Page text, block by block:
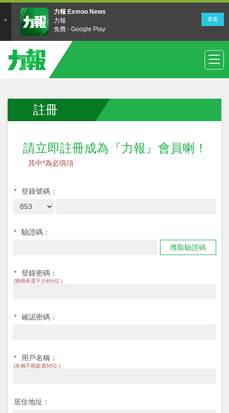
註冊
請立即註冊成為『力報』會員喇！
其中*為必填項
* 登錄號碼：
*
驗證碼：
獲取驗證碼
* 登錄密碼：
(密碼長度不少於6位 )
* 確認密碼：
* 用戶名稱：
(名稱不能超過50位 )
居住地址：